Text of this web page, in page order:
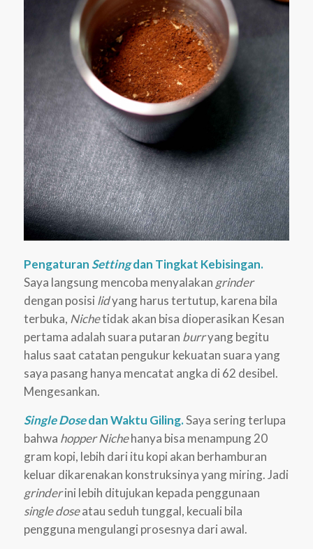
PengaturanSettingdan Tingkat Kebisingan.
Saya langsung mencoba menyalakan grinder
dengan posisi lidyang harus tertutup, karena bila
terbuka, Nichetidak akan bisa dioperasikan Kesan
pertama adalah suara putaran burryang begitu
halus saat catatan pengukur kekuatan suara yang
saya pasang hanya mencatat angka di 62 desibel.
Mengesankan.
Single Dosedan Waktu Giling.Saya sering terlupa
bahwa hopper Nichehanya bisa menampung 20
gram kopi, lebih dari itu kopi akan berhamburan
keluar dikarenakan konstruksinya yang miring. Jadi
grinderini lebih ditujukan kepada penggunaan
single doseatau seduh tunggal, kecuali bila
pengguna mengulangi prosesnya dari awal.